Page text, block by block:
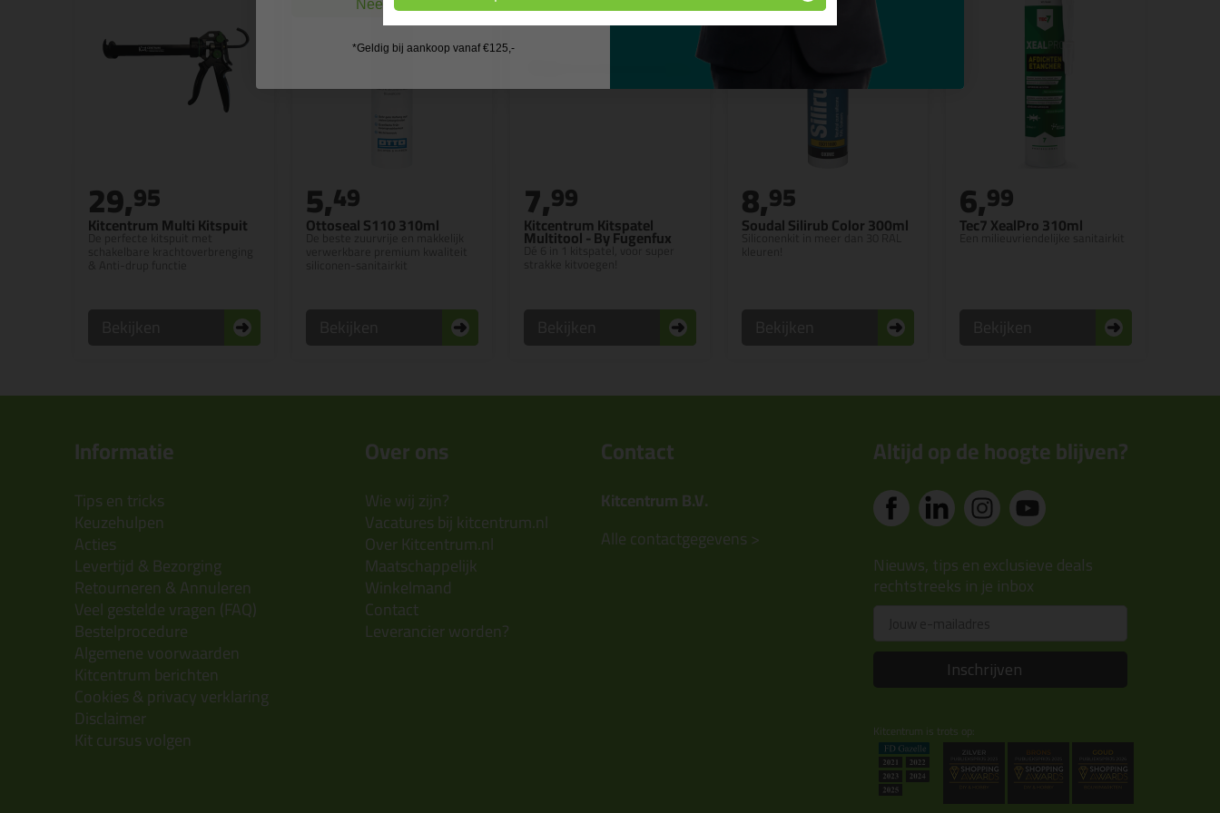
Kitcentrum Multi Kitspuit
De perfecte kitspuit met
29,95
Ottoseal S110 310ml
De beste zuurvrije en makkelijk
5,49
Kitcentrum Kitspatel
Multitool - By Fugenfux
Dé 6 in 1 kitspatel, voor super
7,99
Soudal Silirub Color 300ml
Siliconenkit in meer dan 30 RAL
8,95
Tec7 XealPro 310ml
Een milieuvriendelijke sanitairkit
6,99
Informatie
Tips en tricks
Keuzehulpen
Acties
Levertijd & Bezorging
Retourneren & Annuleren
Veel gestelde vragen (FAQ)
Bestelprocedure
Algemene voorwaarden
Kitcentrum berichten
Cookies & privacy verklaring
Disclaimer
Kit cursus volgen
Over ons
Wie wij zijn?
Vacatures bij kitcentrum.nl
Over Kitcentrum.nl
Maatschappelijk
Winkelmand
Contact
Leverancier worden?
Contact
Kitcentrum B.V.
Alle contactgegevens >
Altijd op de hoogte blijven?
Nieuws, tips en exclusieve deals
rechtstreeks in je inbox
Inschrijven
Kitcentrum is trots op:
Nee, ik wil geen cadeau
*Geldig bij aankoop vanaf €125,-